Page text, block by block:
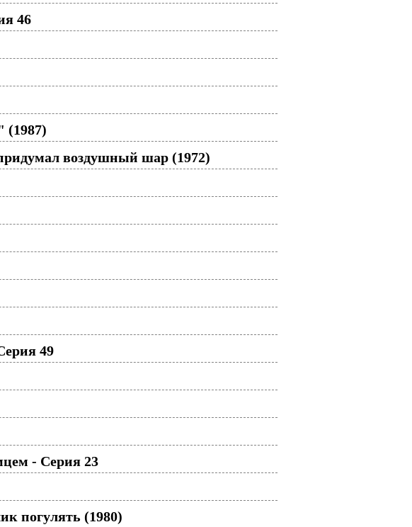
46
(1987)
воздушный шар (1972)
49
- Серия 23
погулять (1980)